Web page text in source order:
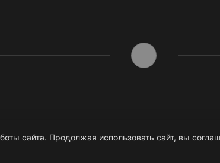
сайта. Продолжая использовать сайт, вы